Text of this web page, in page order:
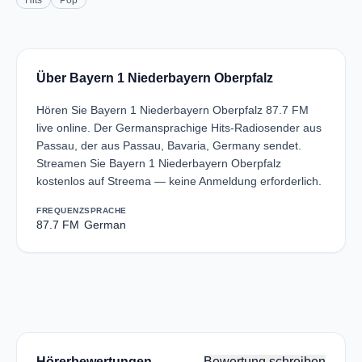
Über Bayern 1 Niederbayern Oberpfalz
Hören Sie Bayern 1 Niederbayern Oberpfalz 87.7 FM
live online. Der Germansprachige Hits-Radiosender aus
Passau, der aus Passau, Bavaria, Germany sendet.
Streamen Sie Bayern 1 Niederbayern Oberpfalz
kostenlos auf Streema — keine Anmeldung erforderlich.
FREQUENZ
87.7 FM
SPRACHE
German